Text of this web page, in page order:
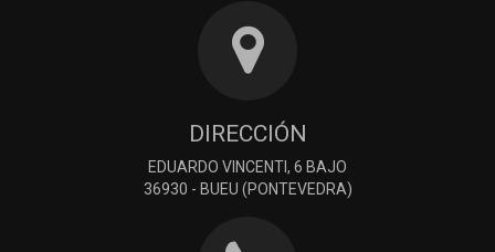
DIRECCIÓN
EDUARDO VINCENTI, 6 BAJO
36930 - BUEU (PONTEVEDRA)